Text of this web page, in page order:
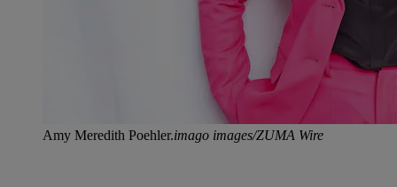
Amy Meredith Poehler.imago images/ZUMA Wire